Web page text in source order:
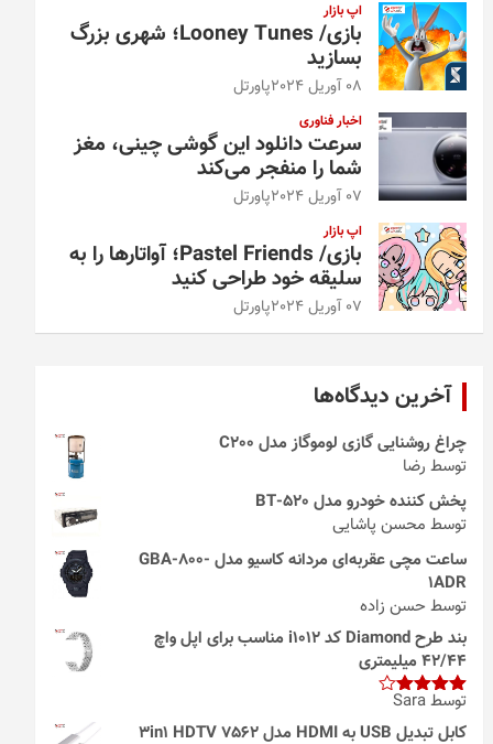
اپ بازار
بازی/ Looney Tunes؛ شهری بزرگ
بسازید
08 آوریل 2024 پاورتل
اخبار فناوری
سرعت دانلود این گوشی چینی، مغز
شما را منفجر می‌کند
07 آوریل 2024 پاورتل
اپ بازار
بازی/ Pastel Friends؛ آواتارها را به
سلیقه خود طراحی کنید
07 آوریل 2024 پاورتل
آخرین دیدگاه‌ها
چراغ روشنایی گازی لوموگاز مدل C200
توسط رضا
پخش کننده خودرو مدل 520-BT
توسط محسن پاشایی
ساعت مچی عقربه‌ای مردانه کاسیو مدل GBA-800-
1ADR
توسط حسن زاده
بند طرح Diamond کد i1012 مناسب برای اپل واچ
42/44 میلیمتری
امتیاز4
از 5
توسط Sara
کابل تبدیل USB به HDMI مدل 3in1 HDTV 7562